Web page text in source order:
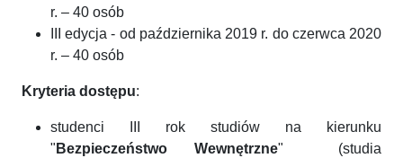
r. – 40 osób
III edycja - od października 2019 r. do czerwca 2020
r. – 40 osób
Kryteria dostępu:
studenci III rok studiów na kierunku
" Bezpieczeństwo Wewnętrzne" (studia